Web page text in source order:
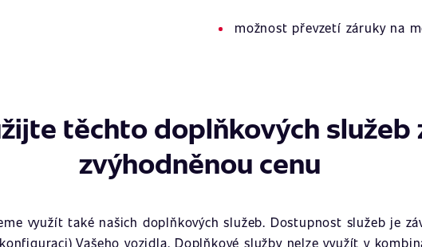
možnost převzetí záruky na
těchto doplňkových služeb
zvýhodněnou cenu
využít také našich doplňkových služeb. Dostupnost služeb je
Vašeho vozidla. Doplňkové služby nelze využít v